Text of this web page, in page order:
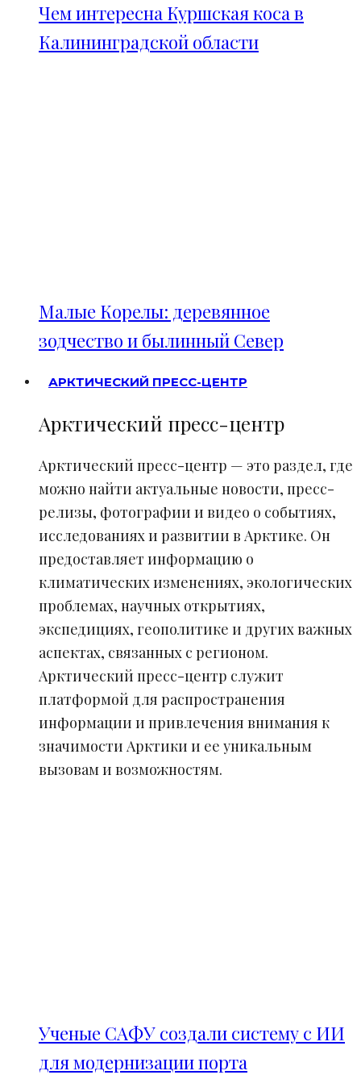
Чем интересна Куршская коса в
Калининградской области
Малые Корелы: деревянное
зодчество и былинный Север
АРКТИЧЕСКИЙ ПРЕСС-ЦЕНТР
Арктический пресс-центр
Арктический пресс-центр — это раздел, где
можно найти актуальные новости, пресс-
релизы, фотографии и видео о событиях,
исследованиях и развитии в Арктике. Он
предоставляет информацию о
климатических изменениях, экологических
проблемах, научных открытиях,
экспедициях, геополитике и других важных
аспектах, связанных с регионом.
Арктический пресс-центр служит
платформой для распространения
информации и привлечения внимания к
значимости Арктики и ее уникальным
вызовам и возможностям.
Ученые САФУ создали систему с ИИ
для модернизации порта